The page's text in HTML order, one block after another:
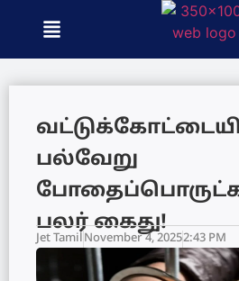
பல்வேறு
பலர் கைது!
Jet TamilNovember 4, 20252:43 PM